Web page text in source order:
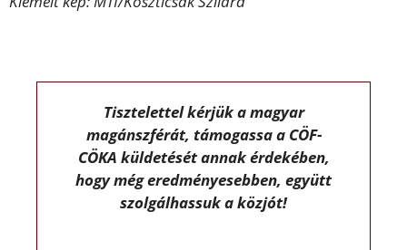
Tisztelettel kérjük a magyar
magánszférát, támogassa a CÖF-
CÖKA küldetését annak érdekében,
hogy még eredményesebben, együtt
szolgálhassuk a közjót!